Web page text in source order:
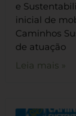
e
inicial de
Caminhos
de atuação
Leia mais »